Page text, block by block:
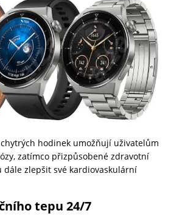
chytrých hodinek umožňují uživatelům
zatímco přizpůsobené zdravotní
zlepšit své kardiovaskulární
tepu 24/7